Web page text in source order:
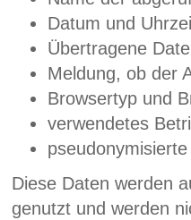
Datum und
Übertragene
Meldung, ob der
Browsertyp und
verwendetes
Diese Daten werden
genutzt und werden